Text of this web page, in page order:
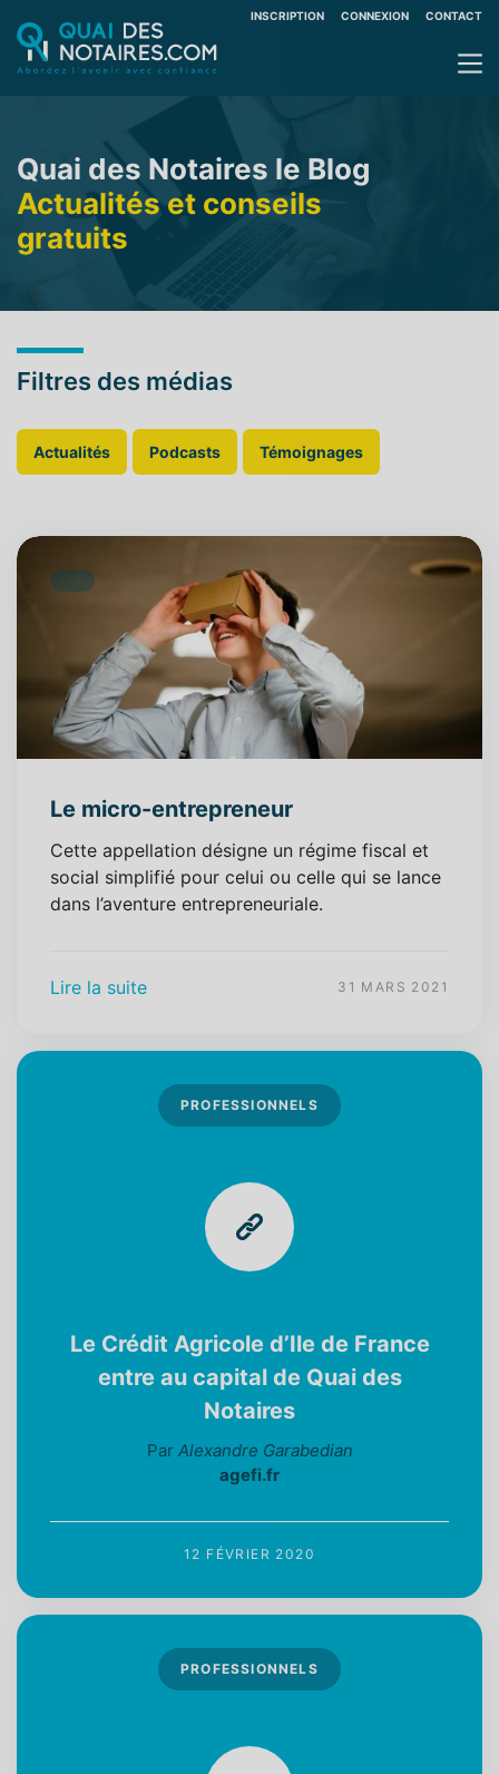
INSCRIPTION CONNEXION CONTACT
Quai des Notaires le Blog
Actualités et conseils
gratuits
Filtres des médias
Actualités Podcasts Témoignages
Le micro-entrepreneur
Cette appellation désigne un régime fiscal et
social simplifié pour celui ou celle qui se lance
dans l’aventure entrepreneuriale.
Lire la suite 31 MARS 2021
PROFESSIONNELS
Le Crédit Agricole d’Ile de France
entre au capital de Quai des
Notaires
Par Alexandre Garabedian
agefi.fr
12 FÉVRIER 2020
PROFESSIONNELS